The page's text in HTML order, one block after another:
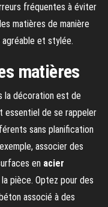
fréquentes à éviter
matières de manière
agréable et stylée.
matières
la décoration est de
essentiel de se rappeler
sans planification
associer des
en acier
pièce. Optez pour des
associé à des